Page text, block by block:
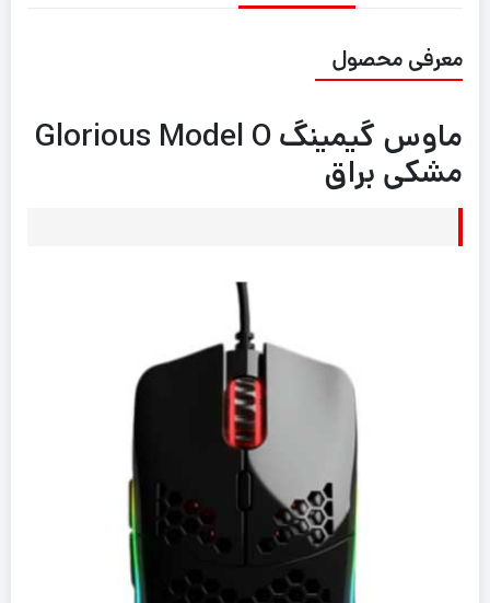
معرفی محصول
ماوس گیمینگ Glorious Model O
مشکی براق